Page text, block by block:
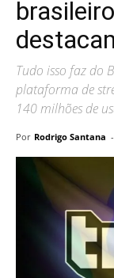
Tudo isso faz do
plataforma de
140 milhões de
Por Rodrigo Santana -